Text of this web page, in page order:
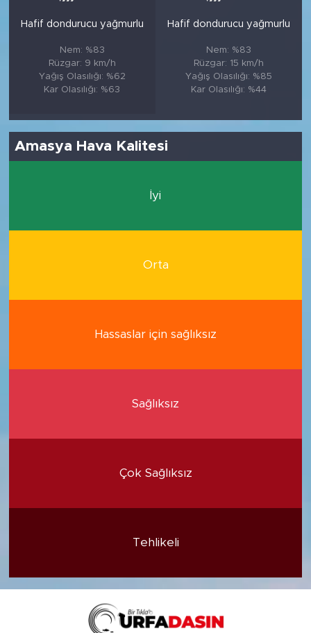
Hafif dondurucu yağmurlu
Nem: %83
Rüzgar: 9 km/h
Yağış Olasılığı: %62
Kar Olasılığı: %63
Hafif dondurucu yağmurlu
Nem: %83
Rüzgar: 15 km/h
Yağış Olasılığı: %85
Kar Olasılığı: %44
Amasya Hava Kalitesi
İyi
Orta
Hassaslar için sağlıksız
Sağlıksız
Çok Sağlıksız
Tehlikeli